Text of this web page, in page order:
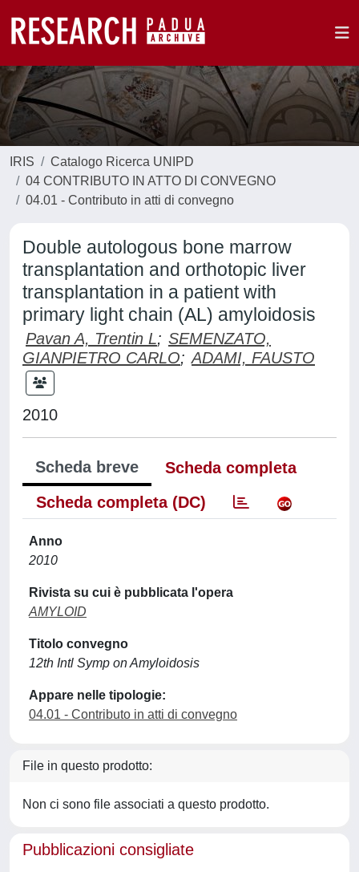
IRIS
Catalogo Ricerca UNIPD
04 CONTRIBUTO IN ATTO DI CONVEGNO
04.01 - Contributo in atti di convegno
Double autologous bone marrow
transplantation and orthotopic liver
transplantation in a patient with
primary light chain (AL) amyloidosis
Pavan A, Trentin L; SEMENZATO,
GIANPIETRO CARLO; ADAMI, FAUSTO
2010
Scheda breve
Scheda completa
Scheda completa (DC)
Anno
2010
Rivista su cui è pubblicata l'opera
AMYLOID
Titolo convegno
12th Intl Symp on Amyloidosis
Appare nelle tipologie:
04.01 - Contributo in atti di convegno
File in questo prodotto:
Non ci sono file associati a questo prodotto.
Pubblicazioni consigliate